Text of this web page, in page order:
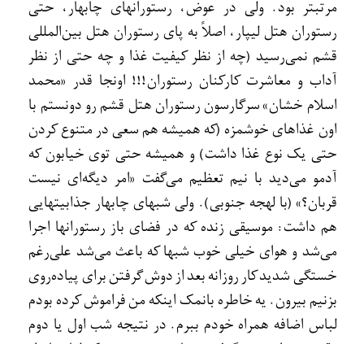
مرتبتر بود. ولی در عوض، رستورانهای چابهار، حتی
رستوران هتل ليپار، اصلاً به پای رستوران هتل بين‌المللی
قشم نمی‌رسيد (چه از نظر کيفيت غذا و چه حتی از نظر
آداب و معاشرت کارکنان رستوران!!! اونجا قدر «محمد
اسلام خشان» سرگارسون رستوران هتل قشم رو دونستم با
اون غذاهای خوشمزه (که هميشه هم سعی در متنوع کردن
حتی يک نوع غذا داشت) و هميشه حتی توی خيابون که
آدمو می‌ديد با نيم تعظيم می‌گفت «امر ديگه‌ای نيست
قربان؟» (با لهجه جنوبی). ولی شبهای چابهار جذابيتهايی
هم داشت: موسيقی زنده که در فضای باز رستورانها اجرا
می‌شد و هوای خيلی خوب شبها که باعث می‌شد علی‌رغم
خستگی شديد کار روزانه بعد از دوش گرفتن برای پياده‌روی
بزنيم بيرون. يه خاطره بانمک اينکه من فراموش کرده بودم
لباس اضافه همراه خودم ببرم. در نتيجه شب اول يا دوم